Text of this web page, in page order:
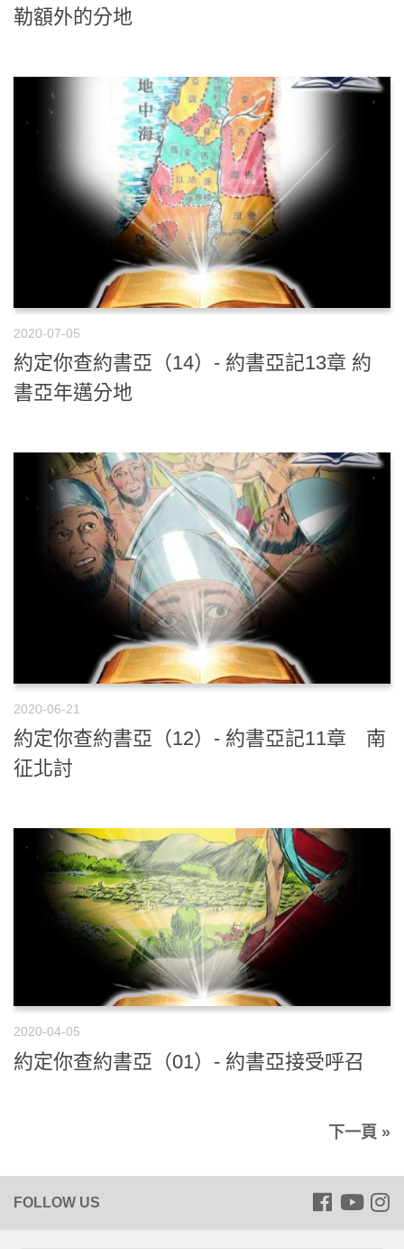
勒額外的分地
2020-07-05
約定你查約書亞（14）- 約書亞記13章 約
書亞年邁分地
2020-06-21
約定你查約書亞（12）- 約書亞記11章 南
征北討
2020-04-05
約定你查約書亞（01）- 約書亞接受呼召
下一頁 »